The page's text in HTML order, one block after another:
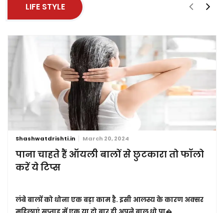
LIFE STYLE
Shashwatdrishti.in March 20, 2024
पाना चाहते हैं ऑयली बालों से छुटकारा तो फॉलो
करें ये टिप्स
लंबे बालों को धोना एक बड़ा काम है. इसी आलस्य के कारण अक्सर